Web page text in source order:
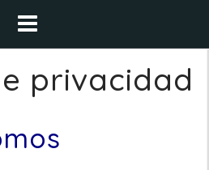
privacidad